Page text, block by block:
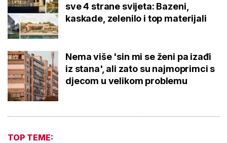
sve 4 strane svijeta: Bazeni,
kaskade, zelenilo i top materijali
Nema više 'sin mi se ženi pa izađi
iz stana', ali zato su najmoprimci s
djecom u velikom problemu
TOP TEME: